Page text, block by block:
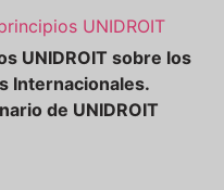
UNIDROIT sobre los
Internacionales.
de UNIDROIT